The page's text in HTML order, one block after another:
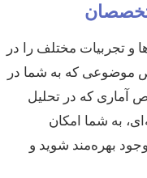
تجربیات مختلف را در
موضوعی که به شما در
آماری که در تحلیل
به شما امکان
بهره‌مند شوید و